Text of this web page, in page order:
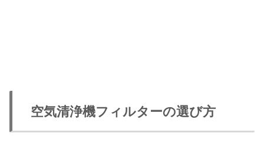
空気清浄機フィルターの選び方